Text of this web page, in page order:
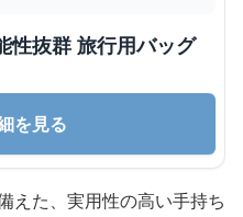
性抜群 旅行用バッグ
を見る
えた、実用性の高い手持ち